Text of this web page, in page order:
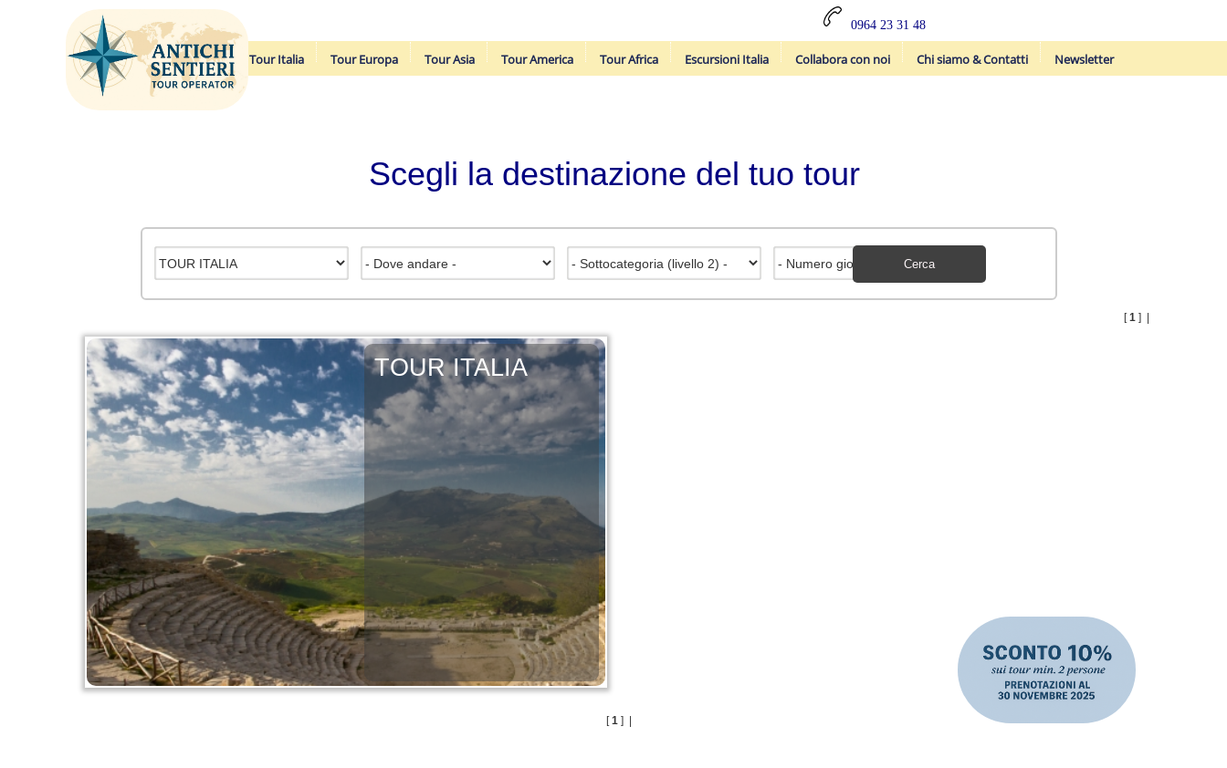
0964 23 31 48
Scegli la destinazione del tuo tour
Tour Italia Tour Europa Tour Asia Tour America Tour Africa Escursioni Italia Collabora con noi Chi siamo & Contatti Newsletter
[1 ] |
TOUR ITALIA
[1] |